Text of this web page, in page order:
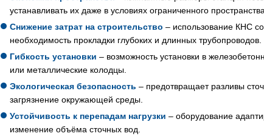
устанавливать их даже в условиях ограниченного пространства.
Снижение затрат на строительство – использование КНС
необходимость прокладки глубоких и длинных трубопроводов.
Гибкость установки – возможность установки в
или металлические колодцы.
Экологическая безопасность – предотвращает разливы
загрязнение окружающей среды.
Устойчивость к перепадам нагрузки – оборудование
изменение объёма сточных вод.